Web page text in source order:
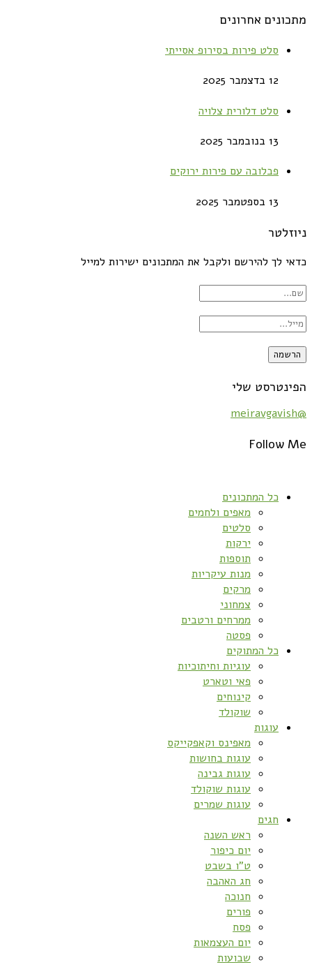
מתכונים אחרונים
סלט פירות בסירופ אסייתי
12 בדצמבר 2025
סלט דלורית צלויה
13 בנובמבר 2025
פבלובה עם פירות ירוקים
13 בספטמבר 2025
ניוזלטר
כדאי לך להירשם ולקבל את המתכונים ישירות למייל
הפינטרסט שלי
@meiravgavish
Follow Me
כל המתכונים
מאפים ולחמים
סלטים
ירקות
תוספות
מנות עיקריות
מרקים
צמחוני
ממרחים ורטבים
פסטה
כל המתוקים
עוגיות וחיתוכיות
פאי וטארט
קינוחים
שוקולד
עוגות
מאפינס וקאפקייקס
עוגות בחושות
עוגות גבינה
עוגות שוקולד
עוגות שמרים
חגים
ראש השנה
יום כיפור
ט”ו בשבט
חג האהבה
חנוכה
פורים
פסח
יום העצמאות
שבועות